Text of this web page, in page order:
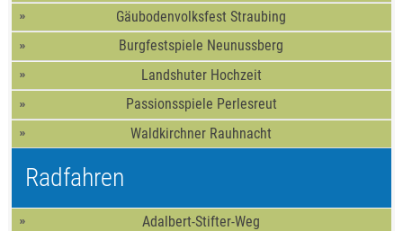
Gäubodenvolksfest Straubing
Burgfestspiele Neunussberg
Landshuter Hochzeit
Passionsspiele Perlesreut
Waldkirchner Rauhnacht
Radfahren
Adalbert-Stifter-Weg